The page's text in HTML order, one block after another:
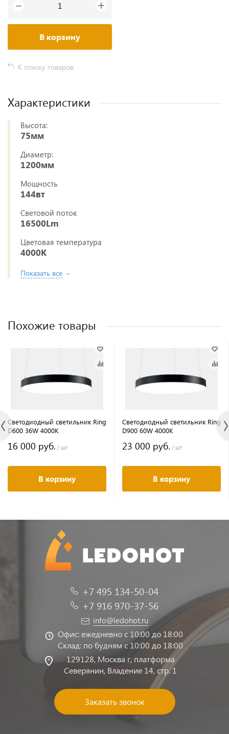
− +
В корзину
К списку товаров
Характеристики
Высота:
75мм
Диаметр:
1200мм
Мощность
144вт
Световой поток
16500Lm
Цветовая температура
4000К
Показать все
Похожие товары
Светодиодный светильник Ring
D600 36W 4000K
16 000 руб. / шт
В корзину
Светодиодный светильник Ring
D900 60W 4000K
23 000 руб. / шт
В корзину
+7 495 134-50-04
+7 916 970-37-56
info@ledohot.ru
Офис: ежедневно с 10:00 до 18:00
Склад: по будням с 10:00 до 18:00
129128, Москва г, платформа
Северянин, Владение 14, стр. 1
Заказать звонок